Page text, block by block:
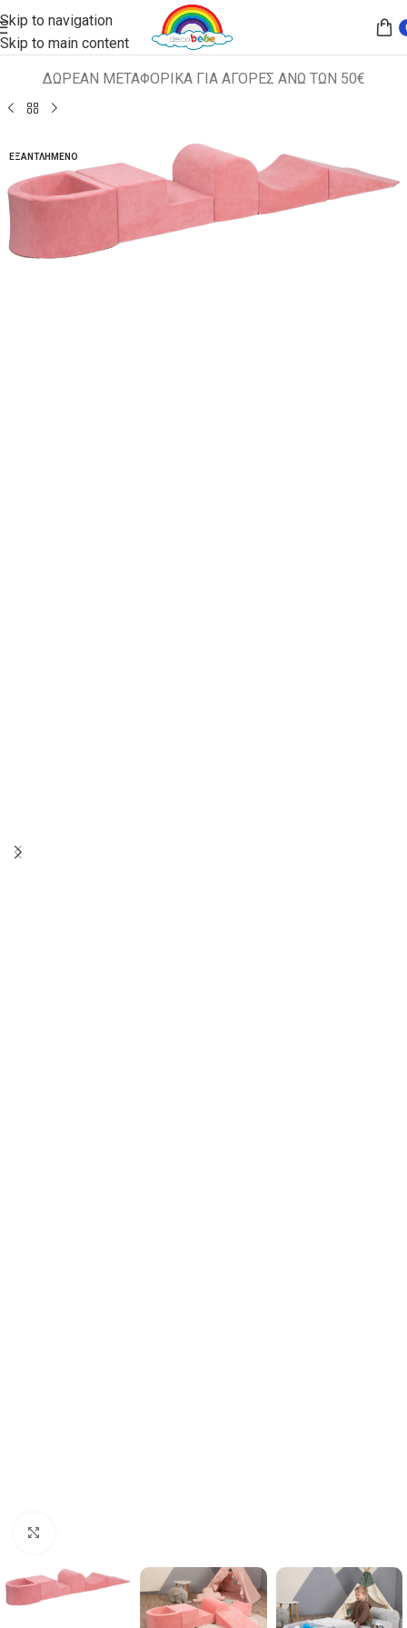
Skip to navigation
Skip to main content
ΔΩΡΕΑΝ ΜΕΤΑΦΟΡΙΚΑ ΓΙΑ ΑΓΟΡΕΣ ΑΝΩ ΤΩΝ 50€
Αρχική σελίδα ΠΑΙΔΙΚΑ ΚΑΘΙΣΜΑΤΑ ΠΑΙΔΙΚΟ ΣΑΛΟΝΙ
ΕΞΑΝΤΛΗΜΈΝΟ